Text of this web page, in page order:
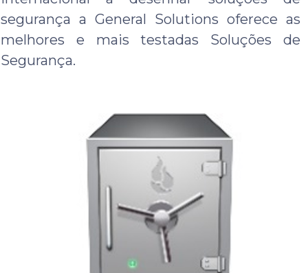
segurança a General Solutions oferece as
melhores e mais testadas Soluções de
Segurança.